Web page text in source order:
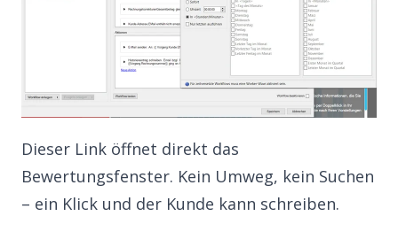
Dieser Link öffnet direkt das
Bewertungsfenster. Kein Umweg, kein Suchen
– ein Klick und der Kunde kann schreiben.